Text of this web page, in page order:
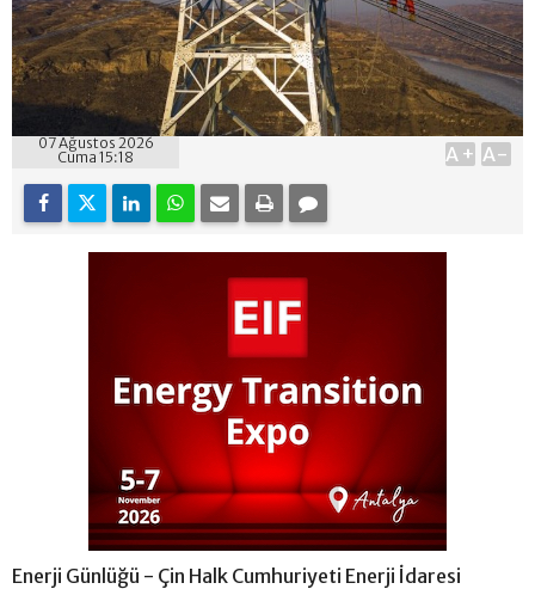
07 Ağustos 2026
Cuma 15:18
A+ A-
Enerji Günlüğü - Çin Halk Cumhuriyeti Enerji İdaresi